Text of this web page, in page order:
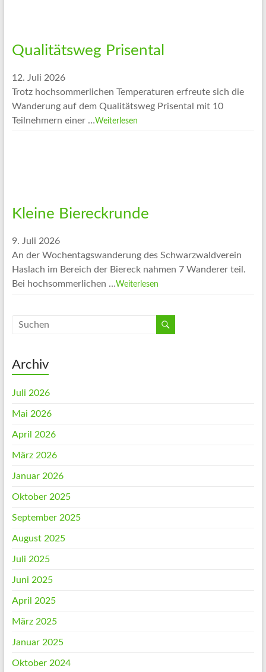
Qualitätsweg Prisental
12. Juli 2026
Trotz hochsommerlichen Temperaturen erfreute sich die
Wanderung auf dem Qualitätsweg Prisental mit 10
Teilnehmern einer …Weiterlesen
Kleine Biereckrunde
9. Juli 2026
An der Wochentagswanderung des Schwarzwaldverein
Haslach im Bereich der Biereck nahmen 7 Wanderer teil.
Bei hochsommerlichen …Weiterlesen
Archiv
Juli 2026
Mai 2026
April 2026
März 2026
Januar 2026
Oktober 2025
September 2025
August 2025
Juli 2025
Juni 2025
April 2025
März 2025
Januar 2025
Oktober 2024